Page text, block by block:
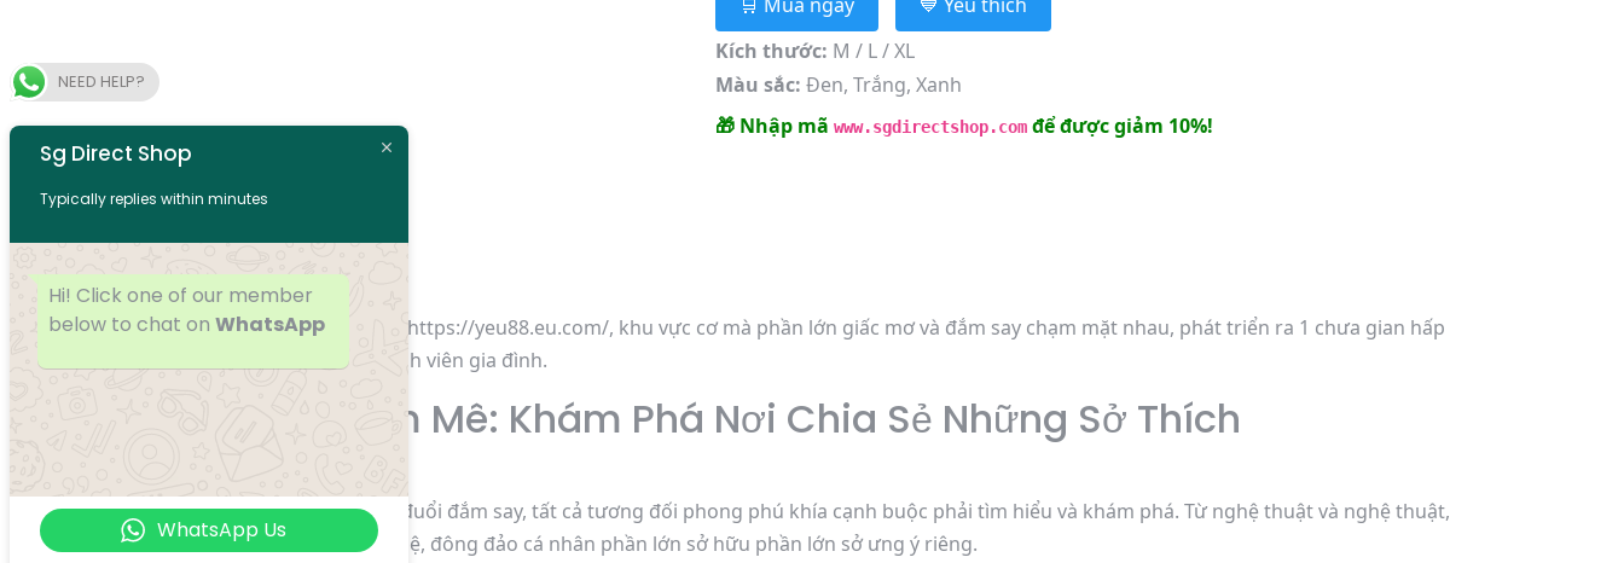
Kích thước: M / L / XL
Màu sắc: Đen, Trắng, Xanh
🎁 Nhập mã www.sgdirectshop.comđể được giảm 10%!
sex viet live stream
Chào mừng người cho với https://yeu88.eu.com/, khu vực cơ mà phần lớn giấc mơ và đắm say chạm mặt nhau, phát triển ra 1 chưa gian hấp
dẫn và đầy cơ hội cho thành viên gia đình.
Thế Giới Đam Mê: Khám Phá Nơi Chia Sẻ Những Sở Thích
Khi nhắc đến vấn đề theo đuổi đắm say, tất cả tương đối phong phú khía cạnh buộc phải tìm hiểu và khám phá. Từ nghệ thuật và nghệ thuật,
thể thao nhắc cả công nghệ, đông đảo cá nhân phần lớn sở hữu phần lớn sở ưng ý riêng.
Sg Direct Shop
Typically replies within minutes
Hi! Click one of our member
below to chat on WhatsApp
WhatsApp Us
NEED HELP?